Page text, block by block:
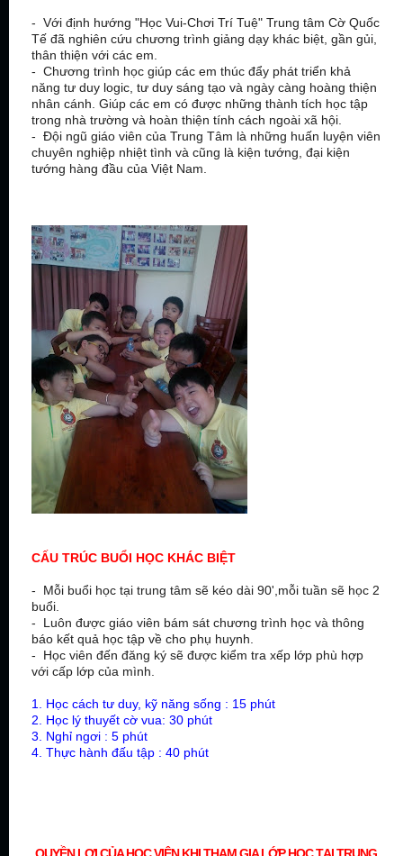
- Với định hướng "Học Vui-Chơi Trí Tuệ" Trung tâm Cờ Quốc
Tế đã nghiên cứu chương trình giảng dạy khác biệt, gần gủi,
thân thiện với các em.
- Chương trình học giúp các em thúc đẩy phát triển khả
năng tư duy logic, tư duy sáng tạo và ngày càng hoàng thiện
nhân cánh. Giúp các em có được những thành tích học tập
trong nhà trường và hoàn thiện tính cách ngoài xã hội.
- Đội ngũ giáo viên của Trung Tâm là những huấn luyện viên
chuyên nghiệp nhiệt tình và cũng là kiện tướng, đại kiện
tướng hàng đầu của Việt Nam.
CẤU TRÚC BUỔI HỌC KHÁC BIỆT
- Mỗi buổi học tại trung tâm sẽ kéo dài 90',mỗi tuần sẽ học 2
buổi.
- Luôn được giáo viên bám sát chương trình học và thông
báo kết quả học tập về cho phụ huynh.
- Học viên đến đăng ký sẽ được kiểm tra xếp lớp phù hợp
với cấp lớp của mình.
1. Học cách tư duy, kỹ năng sống : 15 phút
2. Học lý thuyết cờ vua: 30 phút
3. Nghỉ ngơi : 5 phút
4. Thực hành đấu tập : 40 phút
QUYỀN LỢI CỦA HỌC VIÊN KHI THAM GIA LỚP HỌC TẠI TRUNG